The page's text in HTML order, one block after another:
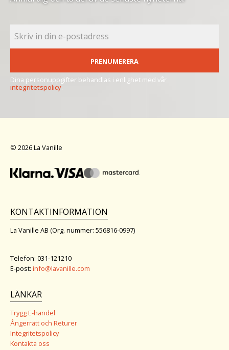
PRENUMERERA
Dina personuppgifter behandlas i enlighet med vår
integritetspolicy.
© 2026 La Vanille
KONTAKTINFORMATION
La Vanille AB (Org. nummer: 556816-0997)
Telefon: 031-121210
E-post: info@lavanille.com
LÄNKAR
Trygg E-handel
Ångerrätt och Returer
Integritetspolicy
Kontakta oss